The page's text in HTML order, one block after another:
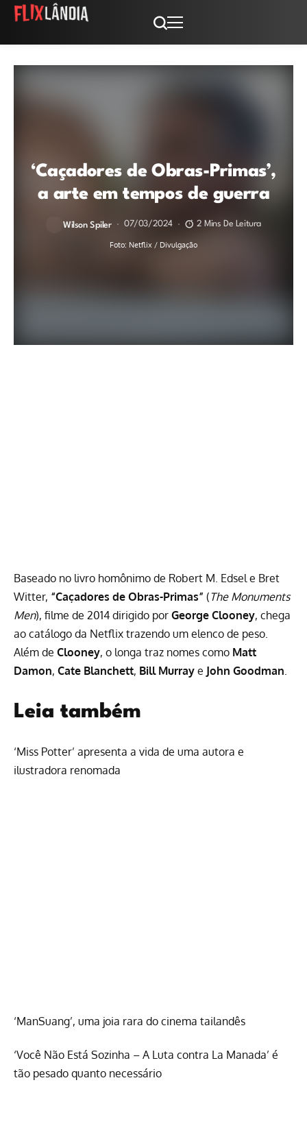
‘Caçadores de Obras-Primas’,
a arte em tempos de guerra
Wilson Spiler 07/03/2024 2 Mins De Leitura
Foto: Netflix / Divulgação
Baseado no livro homônimo de Robert M. Edsel e Bret
Witter, “Caçadores de Obras-Primas” (The Monuments
Men), filme de 2014 dirigido por George Clooney, chega
ao catálogo da Netflix trazendo um elenco de peso.
Além de Clooney, o longa traz nomes como Matt
Damon, Cate Blanchett, Bill Murray e John Goodman.
Leia também
‘Miss Potter’ apresenta a vida de uma autora e
ilustradora renomada
‘ManSuang’, uma joia rara do cinema tailandês
‘Você Não Está Sozinha – A Luta contra La Manada’ é
tão pesado quanto necessário